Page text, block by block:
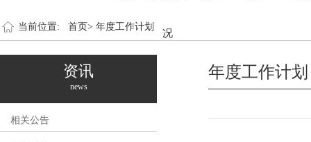
况
当前位置: 首页> 年度工作计划
资讯
news
相关公告
年度工作计划